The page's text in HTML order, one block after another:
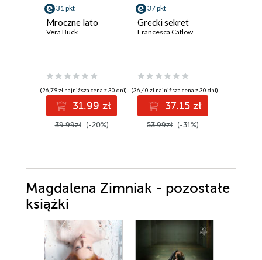
31 pkt
Mroczne lato
Vera Buck
(26,79 zł najniższa cena z 30 dni)
31.99 zł
39.99zł (-20%)
37 pkt
Grecki sekret
Francesca Catlow
(36,40 zł najniższa cena z 30 dni)
37.15 zł
53.99zł (-31%)
Magdalena Zimniak - pozostałe
książki